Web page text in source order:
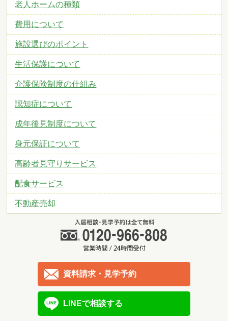
老人ホームの種類
費用について
施設選びのポイント
生活保護について
介護保険制度の仕組み
認知症について
成年後見制度について
身元保証について
高齢者見守りサービス
配食サービス
不動産売却
資料請求・見学予約
LINEで相談する